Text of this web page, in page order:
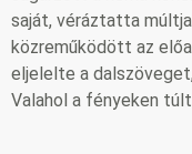
saját, véráztatta
közreműködött az
eljelelte a
Valahol a fényeken